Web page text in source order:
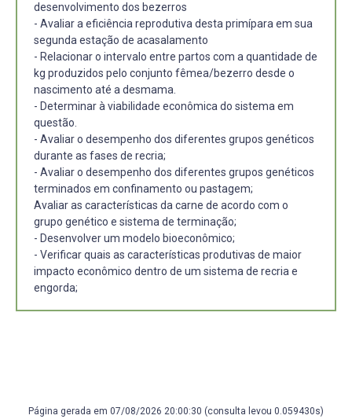
desenvolvimento dos bezerros
- Avaliar a eficiência reprodutiva desta primípara em sua
segunda estação de acasalamento
- Relacionar o intervalo entre partos com a quantidade de
kg produzidos pelo conjunto fêmea/bezerro desde o
nascimento até a desmama.
- Determinar à viabilidade econômica do sistema em
questão.
- Avaliar o desempenho dos diferentes grupos genéticos
durante as fases de recria;
- Avaliar o desempenho dos diferentes grupos genéticos
terminados em confinamento ou pastagem;
Avaliar as características da carne de acordo com o
grupo genético e sistema de terminação;
- Desenvolver um modelo bioeconômico;
- Verificar quais as características produtivas de maior
impacto econômico dentro de um sistema de recria e
engorda;
Página gerada em 07/08/2026 20:00:30 (consulta levou 0.059430s)